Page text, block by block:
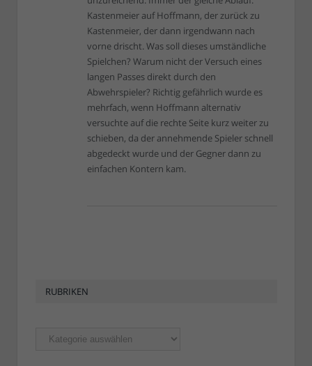
Kastenmeier auf Hoffmann, der zurück zu
Kastenmeier, der dann irgendwann nach
vorne drischt. Was soll dieses umständliche
Spielchen? Warum nicht der Versuch eines
langen Passes direkt durch den
Abwehrspieler? Richtig gefährlich wurde es
mehrfach, wenn Hoffmann alternativ
versuchte auf die rechte Seite kurz weiter zu
schieben, da der annehmende Spieler schnell
abgedeckt wurde und der Gegner dann zu
einfachen Kontern kam.
RUBRIKEN
Rubriken